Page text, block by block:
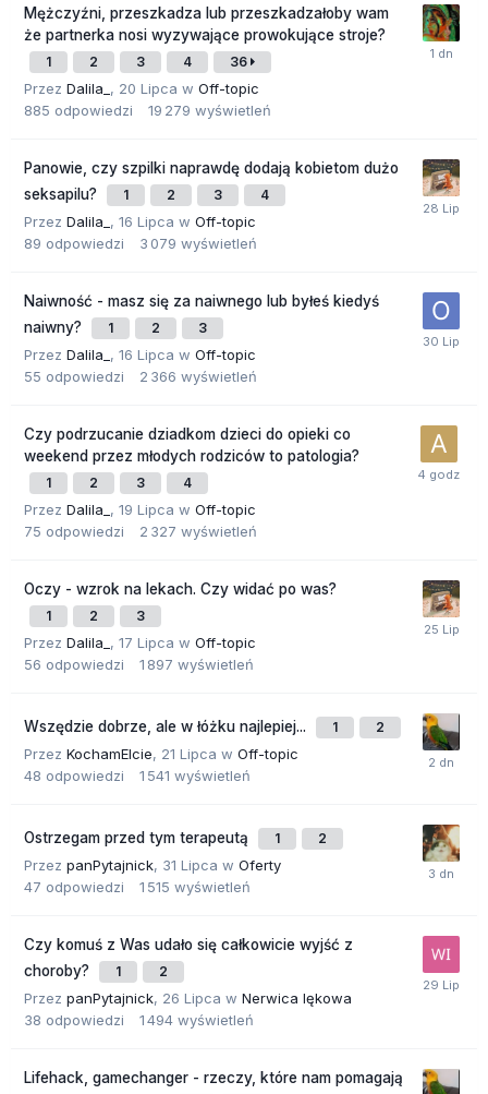
Mężczyźni, przeszkadza lub przeszkadzałoby wam
że partnerka nosi wyzywające prowokujące stroje?
1 2 3 4 36
Przez Dalila_ , 20 Lipca w Off-topic
885 odpowiedzi 19 279 wyświetleń
Panowie, czy szpilki naprawdę dodają kobietom dużo
seksapilu?
1 2 3 4
Przez Dalila_ , 16 Lipca w Off-topic
89 odpowiedzi 3 079 wyświetleń
Naiwność - masz się za naiwnego lub byłeś kiedyś
naiwny?
1 2 3
Przez Dalila_ , 16 Lipca w Off-topic
55 odpowiedzi 2 366 wyświetleń
Czy podrzucanie dziadkom dzieci do opieki co
weekend przez młodych rodziców to patologia?
1 2 3 4
Przez Dalila_ , 19 Lipca w Off-topic
75 odpowiedzi 2 327 wyświetleń
Oczy - wzrok na lekach. Czy widać po was?
1 2 3
Przez Dalila_ , 17 Lipca w Off-topic
56 odpowiedzi 1 897 wyświetleń
Wszędzie dobrze, ale w łóżku najlepiej... 1 2
Przez KochamElcie, 21 Lipca w Off-topic
48 odpowiedzi 1 541 wyświetleń
Ostrzegam przed tym terapeutą 1 2
Przez panPytajnick, 31 Lipca w Oferty
47 odpowiedzi 1 515 wyświetleń
Czy komuś z Was udało się całkowicie wyjść z
choroby?
1 2
Przez panPytajnick, 26 Lipca w Nerwica lękowa
38 odpowiedzi 1 494 wyświetleń
Lifehack, gamechanger - rzeczy, które nam pomagają